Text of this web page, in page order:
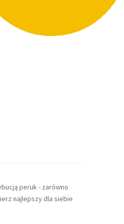
peruk - zarówno
najlepszy dla siebie